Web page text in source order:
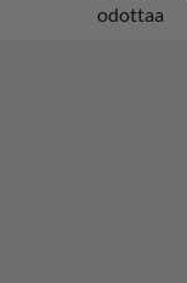
odottaa